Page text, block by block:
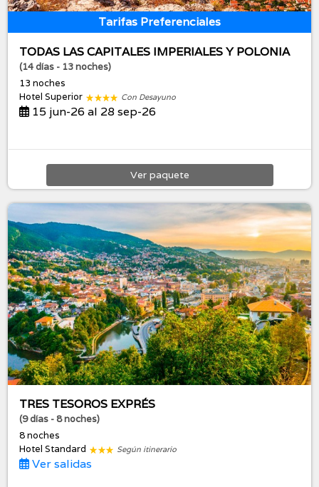
Tarifas Preferenciales
TODAS LAS CAPITALES IMPERIALES Y POLONIA
(14 días - 13 noches)
13 noches
Hotel Superior
Con Desayuno
15 jun-26 al 28 sep-26
Ver paquete
TRES TESOROS EXPRÉS
(9 días - 8 noches)
8 noches
Hotel Standard
Según itinerario
Ver salidas